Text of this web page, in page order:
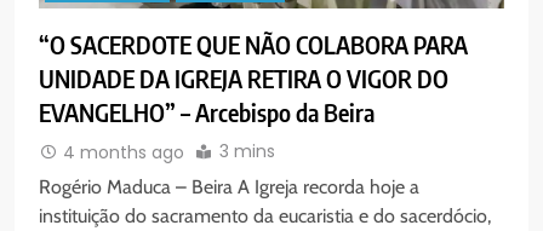
“O SACERDOTE QUE NÃO COLABORA PARA
UNIDADE DA IGREJA RETIRA O VIGOR DO
EVANGELHO” – Arcebispo da Beira
4 months ago 3 mins
Rogério Maduca – Beira A Igreja recorda hoje a
instituição do sacramento da eucaristia e do sacerdócio,